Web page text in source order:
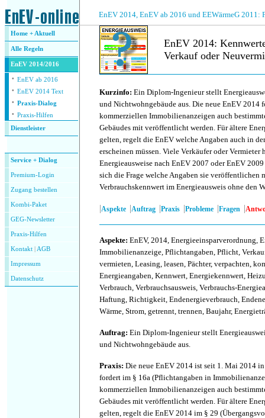
EnEV 2014, EnEV ab 2016 und EEWärmeG 2011:
Home + Aktuell
Alle Regeln
EnEV 2014/2016
· EnEV ab 2016
· EnEV 2014 Text
· Praxis-Dialog
· Praxis-Hilfen
Dienstleister
Service + Dialog
Premium-Login
Zugang bestellen
Kombi-Paket
GEG-Newsletter
Praxis-Hilfen
Kontakt AGB
Impressum
Datenschutz
EnEV 2014:
Verkauf oder
Kurzinfo: Ein Diplom-Ingenieur stellt
und Nichtwohngebäude aus. Die neue EnEV 2014
kommerziellen Immobilienanzeigen auch
Gebäudes mit veröffentlicht werden. Für ältere
gelten, regelt die EnEV welche Angaben auch in
erscheinen müssen. Viele Verkäufer oder Vermieter
Energieausweise nach EnEV 2007 oder EnEV
sich die Frage welche Angaben sie veröffentlichen
Verbrauchskennwert im Energieausweis ohne den
|Aspekte |Auftrag |Praxis |Probleme |Fragen |
Aspekte: EnEV, 2014, Energieeinsparverordnung,
Immobilienanzeige, Pflichtangaben, Pflicht,
vermieten, Leasing, leasen, Pächter, verpachten,
Energieangaben, Kennwert, Energiekennwert,
Verbrauch, Verbrauchsausweis, Verbrauchs-
Haftung, Richtigkeit, Endenergieverbrauch,
Wärme, Strom, getrennt, trennen, Baujahr,
Auftrag: Ein Diplom-Ingenieur stellt
und Nichtwohngebäude aus.
Praxis: Die neue EnEV 2014 ist seit 1. Mai 2014
fordert im § 16a (Pflichtangaben in
kommerziellen Immobilienanzeigen auch
Gebäudes mit veröffentlicht werden. Für ältere
gelten, regelt die EnEV 2014 im § 29